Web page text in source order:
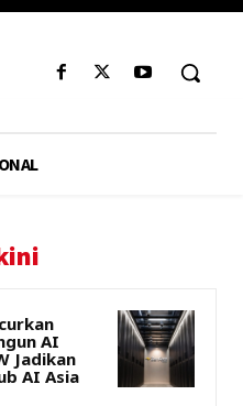
AI
Jadikan
AI Asia